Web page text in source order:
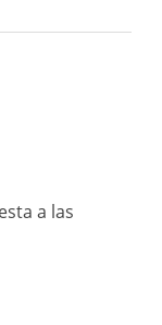
a las